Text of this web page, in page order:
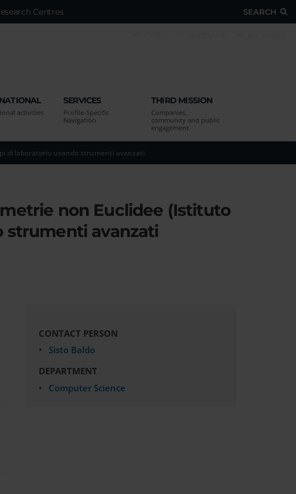
SEARCH
Centres
activities
SERVICES
Profile-Specific
Navigation
THIRD MISSION
Companies,
community and public
engagement
di laboratorio usando strumenti avanzati
non Euclidee (Istituto
strumenti avanzati
CONTACT PERSON
Sisto Baldo
DEPARTMENT
Computer Science